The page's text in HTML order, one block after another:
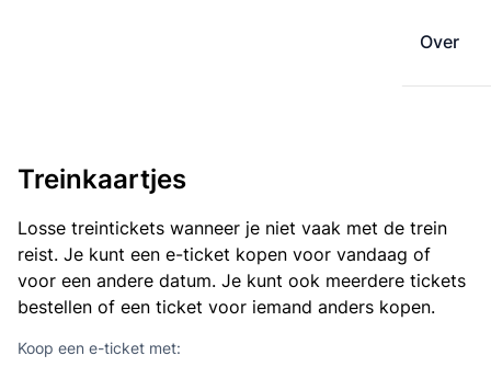
Over
Treinkaartjes
Losse treintickets wanneer je niet vaak met de trein
reist. Je kunt een e-ticket kopen voor vandaag of
voor een andere datum. Je kunt ook meerdere tickets
bestellen of een ticket voor iemand anders kopen.
Koop een e-ticket met: